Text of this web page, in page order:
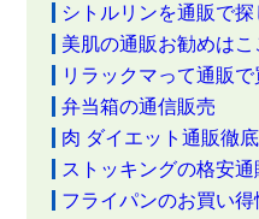
シトルリンを通販で探
美肌の通販お勧めはこ
リラックマって通販
弁当箱の通信販売
肉 ダイエット通販徹
ストッキングの格安通
フライパンのお買い得